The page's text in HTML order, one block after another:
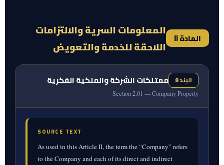
مالية غير دقيقة أو معايير أداء غير دقيقة على نحو
جوهري.
المادة II
المعلومات السرية والالتزامات
اللاحقة للخدمة والتعويض
البند 8 ممتلكات الشركة والملكية الفكرية
Section 2.01 — Company Property
SOURCE TEXT
As used in this Article II, the term the “Company” refers
to the Company and each of its direct and indirect